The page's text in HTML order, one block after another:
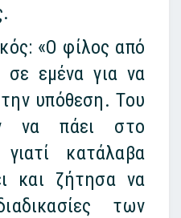
«Ο φίλος από
εμένα για να
υπόθεση. Του
να πάει στο
κατάλαβα
και ζήτησα να
των